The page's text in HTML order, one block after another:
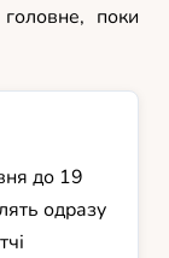
поки
до 19
одразу